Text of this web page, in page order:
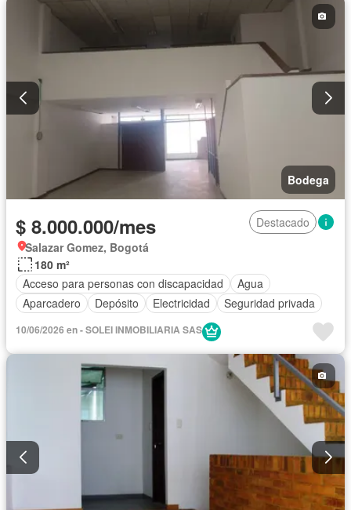
Bodega
$ 8.000.000/mes
Destacado
Salazar Gomez, Bogotá
180 m²
Acceso para personas con discapacidad
Agua
Aparcadero
Depósito Electricidad Seguridad privada
10/06/2026 en - SOLEI INMOBILIARIA SAS